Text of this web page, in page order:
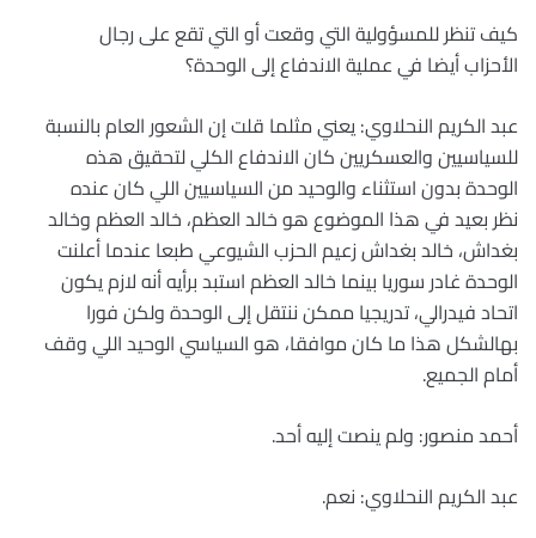
كيف تنظر للمسؤولية التي وقعت أو التي تقع على رجال
الأحزاب أيضا في عملية الاندفاع إلى الوحدة؟
عبد الكريم النحلاوي: يعني مثلما قلت إن الشعور العام بالنسبة
للسياسيين والعسكريين كان الاندفاع الكلي لتحقيق هذه
الوحدة بدون استثناء والوحيد من السياسيين اللي كان عنده
نظر بعيد في هذا الموضوع هو خالد العظم، خالد العظم وخالد
بغداش، خالد بغداش زعيم الحزب الشيوعي طبعا عندما أعلنت
الوحدة غادر سوريا بينما خالد العظم استبد برأيه أنه لازم يكون
اتحاد فيدرالي، تدريجيا ممكن ننتقل إلى الوحدة ولكن فورا
بهالشكل هذا ما كان موافقا، هو السياسي الوحيد اللي وقف
أمام الجميع.
أحمد منصور: ولم ينصت إليه أحد.
عبد الكريم النحلاوي: نعم.